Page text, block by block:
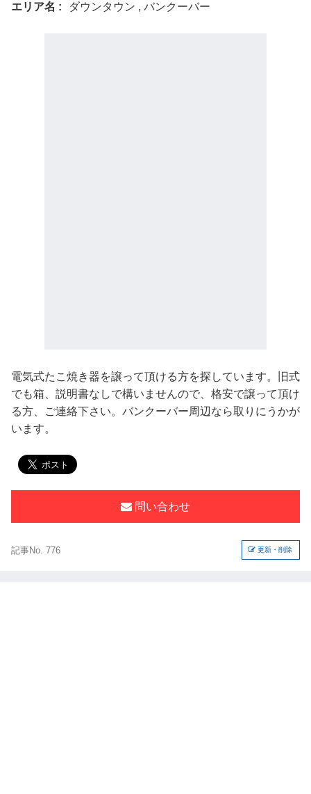
エリア名 ダウンタウン , バンクーバー
電気式たこ焼き器を譲って頂ける方を探しています。旧式
でも箱、説明書なしで構いませんので、格安で譲って頂け
る方、ご連絡下さい。バンクーバー周辺なら取りにうかが
います。
問い合わせ
記事No. 776 更新・削除